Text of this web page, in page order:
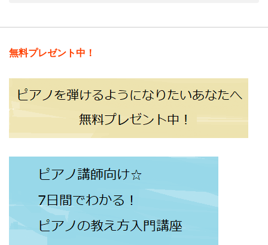
無料プレゼント中！